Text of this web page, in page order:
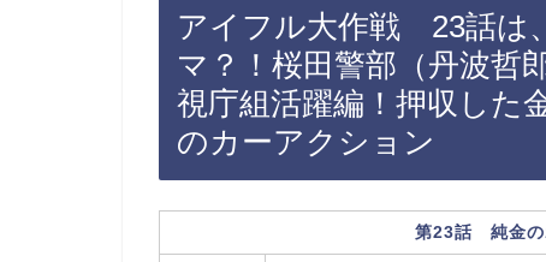
アイフル大作戦 23話は
マ？！桜田警部（丹波哲
視庁組活躍編！押収した
のカーアクション
第23話 純金の